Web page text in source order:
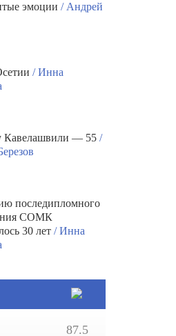
эмоции/ Андрей
/ Инна
Кавелашвили — 55/
последипломного
СОМК
30 лет/ Инна
87.5